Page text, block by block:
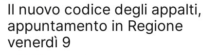
Il nuovo codice degli appalti,
appuntamento in Regione
venerdì 9